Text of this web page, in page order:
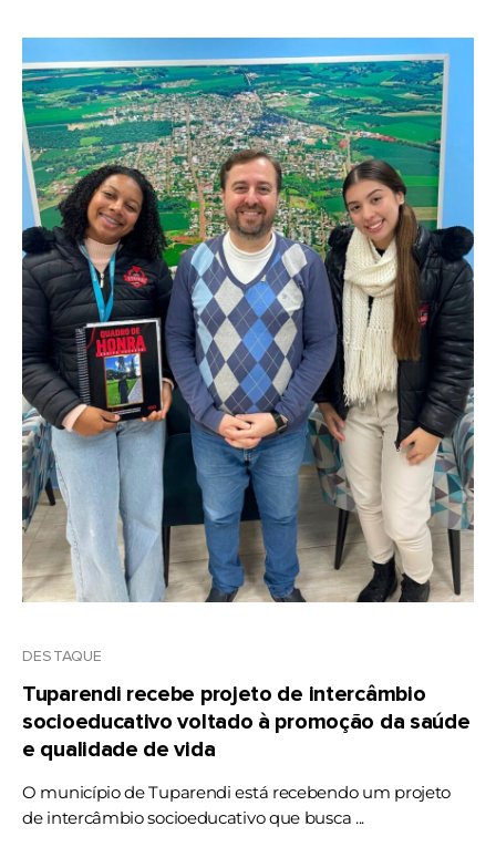
DESTAQUE
Tuparendi recebe projeto de intercâmbio
socioeducativo voltado à promoção da saúde
e qualidade de vida
O município de Tuparendi está recebendo um projeto
de intercâmbio socioeducativo que busca ...